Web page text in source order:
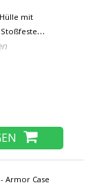
mit
Armor Case